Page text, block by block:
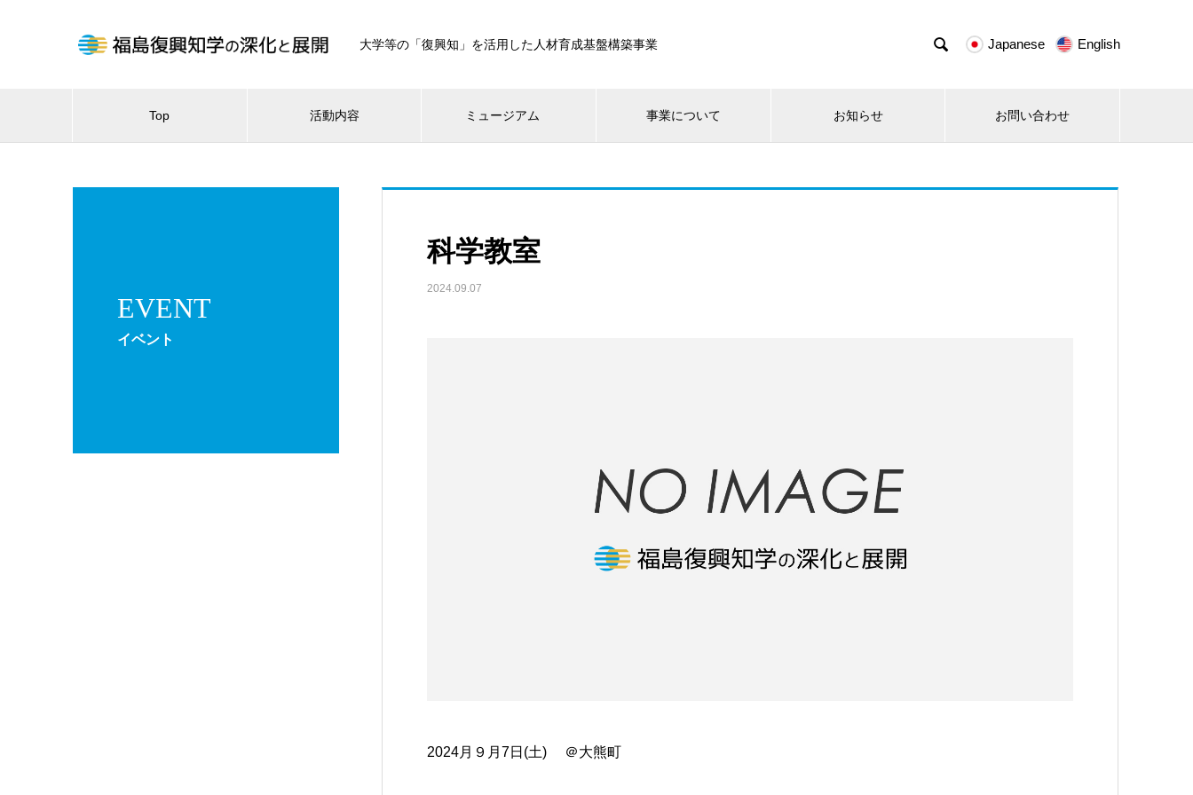
大学等の「復興知」を活用した人材育成基盤構築事業  Japanese English
Top 活動内容 ミュージアム 事業について お知らせ お問い合わせ
EVENT
イベント
科学教室
2024.09.07
2024月９月7日(土) ＠大熊町